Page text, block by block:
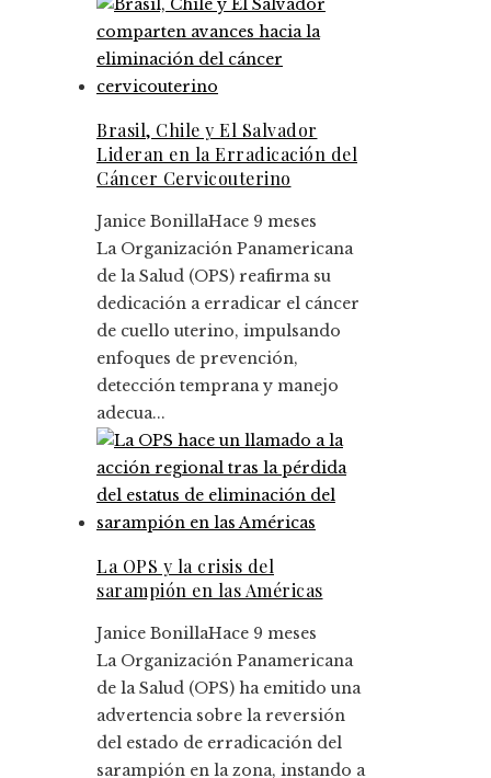
Brasil, Chile y El Salvador
Lideran en la Erradicación del
Cáncer Cervicouterino
Janice BonillaHace 9 meses
La Organización Panamericana
de la Salud (OPS) reafirma su
dedicación a erradicar el cáncer
de cuello uterino, impulsando
enfoques de prevención,
detección temprana y manejo
adecua...
La OPS y la crisis del
sarampión en las Américas
Janice BonillaHace 9 meses
La Organización Panamericana
de la Salud (OPS) ha emitido una
advertencia sobre la reversión
del estado de erradicación del
sarampión en la zona, instando a